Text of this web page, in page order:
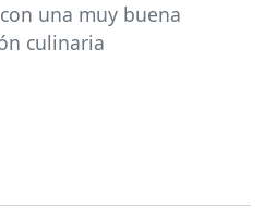
una muy buena
culinaria